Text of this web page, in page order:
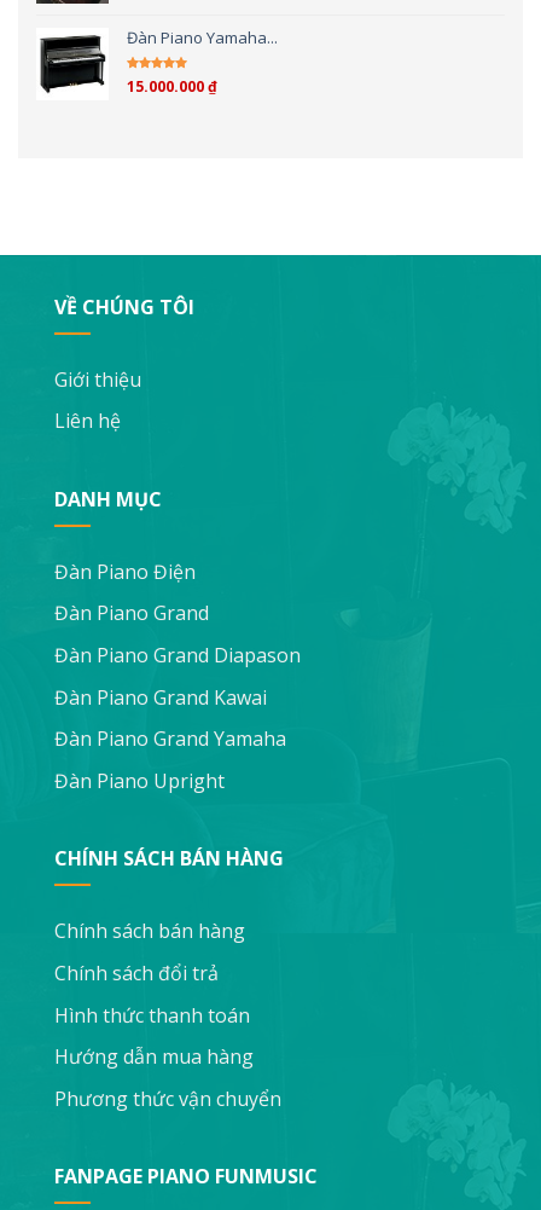
Đàn Piano Yamaha...
Được xếp hạng
15.000.000₫
VỀ CHÚNG TÔI
Giới thiệu
Liên hệ
DANH MỤC
Đàn Piano Điện
Đàn Piano Grand
Đàn Piano Grand Diapason
Đàn Piano Grand Kawai
Đàn Piano Grand Yamaha
Đàn Piano Upright
CHÍNH SÁCH BÁN HÀNG
Chính sách bán hàng
Chính sách đổi trả
Hình thức thanh toán
Hướng dẫn mua hàng
Phương thức vận chuyển
FANPAGE PIANO FUNMUSIC